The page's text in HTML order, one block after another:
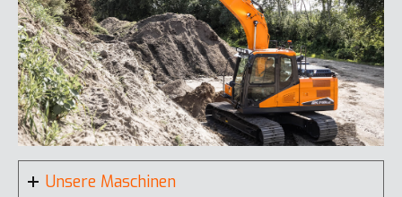
DX20ZE-7
DX140W-7K
Unsere Maschinen